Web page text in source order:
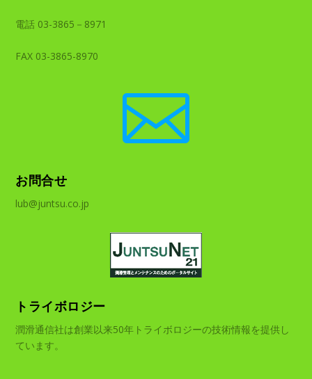
電話 03-3865－8971
FAX 03-3865-8970

お問合せ
lub@juntsu.co.jp
トライボロジー
潤滑通信社は創業以来50年トライボロジーの技術情報を提供し
ています。